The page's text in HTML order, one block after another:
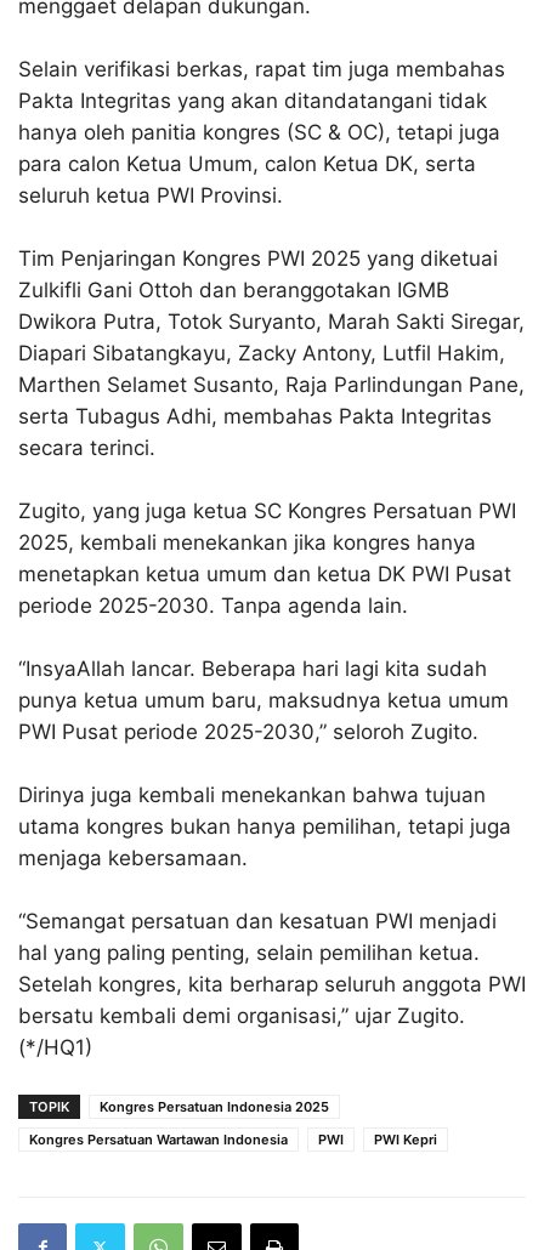
menggaet delapan dukungan.
Selain verifikasi berkas, rapat tim juga membahas
Pakta Integritas yang akan ditandatangani tidak
hanya oleh panitia kongres (SC & OC), tetapi juga
para calon Ketua Umum, calon Ketua DK, serta
seluruh ketua PWI Provinsi.
Tim Penjaringan Kongres PWI 2025 yang diketuai
Zulkifli Gani Ottoh dan beranggotakan IGMB
Dwikora Putra, Totok Suryanto, Marah Sakti Siregar,
Diapari Sibatangkayu, Zacky Antony, Lutfil Hakim,
Marthen Selamet Susanto, Raja Parlindungan Pane,
serta Tubagus Adhi, membahas Pakta Integritas
secara terinci.
Zugito, yang juga ketua SC Kongres Persatuan PWI
2025, kembali menekankan jika kongres hanya
menetapkan ketua umum dan ketua DK PWI Pusat
periode 2025-2030. Tanpa agenda lain.
“InsyaAllah lancar. Beberapa hari lagi kita sudah
punya ketua umum baru, maksudnya ketua umum
PWI Pusat periode 2025-2030,” seloroh Zugito.
Dirinya juga kembali menekankan bahwa tujuan
utama kongres bukan hanya pemilihan, tetapi juga
menjaga kebersamaan.
“Semangat persatuan dan kesatuan PWI menjadi
hal yang paling penting, selain pemilihan ketua.
Setelah kongres, kita berharap seluruh anggota PWI
bersatu kembali demi organisasi,” ujar Zugito.
(*/HQ1)
TOPIK
Kongres Persatuan Indonesia 2025
Kongres Persatuan Wartawan Indonesia
PWI PWI Kepri